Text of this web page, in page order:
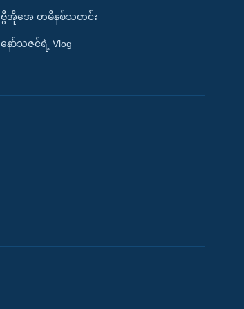
ဗွီအိုအေ တမိနစ်သတင်း
နော်သဇင်ရဲ့ Vlog